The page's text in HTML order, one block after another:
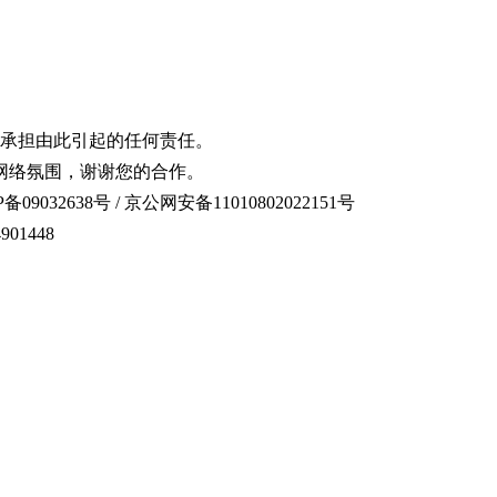
担由此引起的任何责任。
氛围，谢谢您的合作。
09032638号 / 京公网安备11010802022151号